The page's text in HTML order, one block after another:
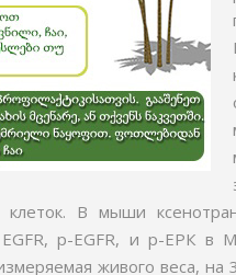
клеток. В мыши
EGFR, p-EGFR, и p-ЕРК
живого веса,